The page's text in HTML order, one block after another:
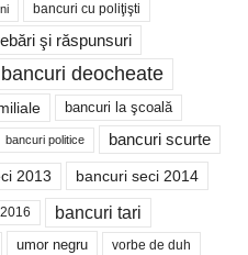
bancuri cu poliţişti
şi răspunsuri
bancuri deocheate
bancuri la şcoală
bancuri politice bancuri scurte
2013 bancuri seci 2014
bancuri tari
umor negru vorbe de duh